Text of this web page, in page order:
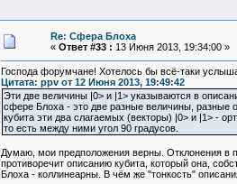
Re: Сфера Блоха
« Ответ #33 : 13 Июня 2013, 19:34:00 »
Господа форумчане! Хотелось бы всё-таки
Цитата: ppv от 12 Июня 2013, 19:49:42
Эти две величины |0> и |1> указываются в
сфере Блоха - это две разные величины, разные
кубита эти два слагаемых (векторы) |0> и |1> -
то есть между ними угол 90 градусов.
Думаю, мои предположения верны. Отклонения в
противоречит описанию кубита, который она,
Блоха - коллинеарны. В чём же "тонкость"